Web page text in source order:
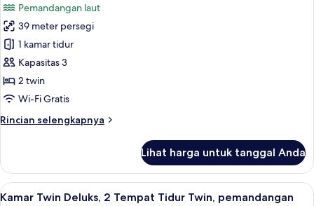
King,
pemandangan
taman
untuk
Kamar
Twin
Deluks,
2
Tempat
Twin,
Pemandangan laut
39 meter persegi
1 kamar tidur
Kapasitas 3
2 twin
Wi-Fi Gratis
Rincian selengkapnya
Rincian
Kamar
Twin
Deluks,
Lihat harga untuk tanggal Anda
Lihat
Kamar Twin Deluks, 2 Tempat Tidur
8
Kamar Twin Deluks, 2 Tempat Tidur Twin, pemandangan